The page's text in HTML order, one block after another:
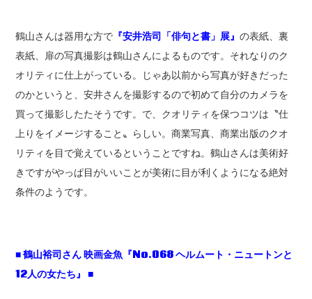
鶴山さんは器用な方で 『安井浩司「俳句と書」展』の表紙、裏
表紙、扉の写真撮影は鶴山さんによるものです。それなりのク
オリティに仕上がっている。じゃあ以前から写真が好きだった
のかというと、安井さんを撮影するので初めて自分のカメラを
買って撮影したたそうです。で、クオリティを保つコツは〝仕
上りをイメージすること〟らしい。商業写真、商業出版のクオ
リティを目で覚えているということですね。鶴山さんは美術好
きですがやっぱ目がいいことが美術に目が利くようになる絶対
条件のようです。
■ 鶴山裕司さん 映画金魚『No.068 ヘルムート・ニュートンと
12人の女たち』 ■